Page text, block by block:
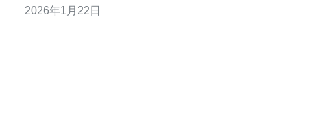
务器的理想之地。尤其是使用欧元计价的服务器，不仅可
2026年1月22日